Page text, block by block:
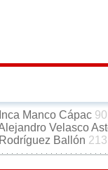
Manco Cápac
Velasco
Ballón